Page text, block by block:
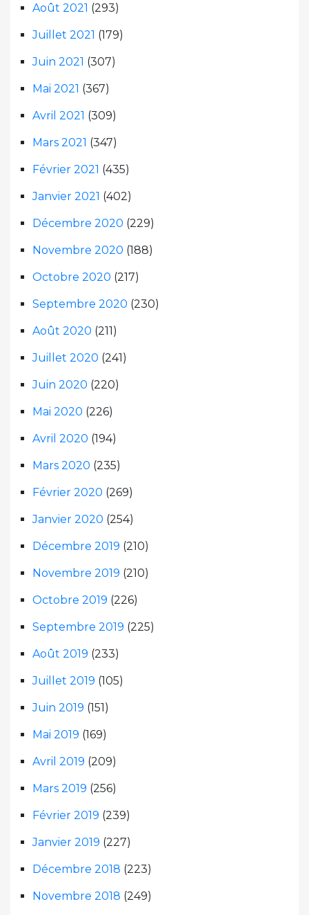
Août 2021 (293)
Juillet 2021 (179)
Juin 2021 (307)
Mai 2021 (367)
Avril 2021 (309)
Mars 2021 (347)
Février 2021 (435)
Janvier 2021 (402)
Décembre 2020 (229)
Novembre 2020 (188)
Octobre 2020 (217)
Septembre 2020 (230)
Août 2020 (211)
Juillet 2020 (241)
Juin 2020 (220)
Mai 2020 (226)
Avril 2020 (194)
Mars 2020 (235)
Février 2020 (269)
Janvier 2020 (254)
Décembre 2019 (210)
Novembre 2019 (210)
Octobre 2019 (226)
Septembre 2019 (225)
Août 2019 (233)
Juillet 2019 (105)
Juin 2019 (151)
Mai 2019 (169)
Avril 2019 (209)
Mars 2019 (256)
Février 2019 (239)
Janvier 2019 (227)
Décembre 2018 (223)
Novembre 2018 (249)